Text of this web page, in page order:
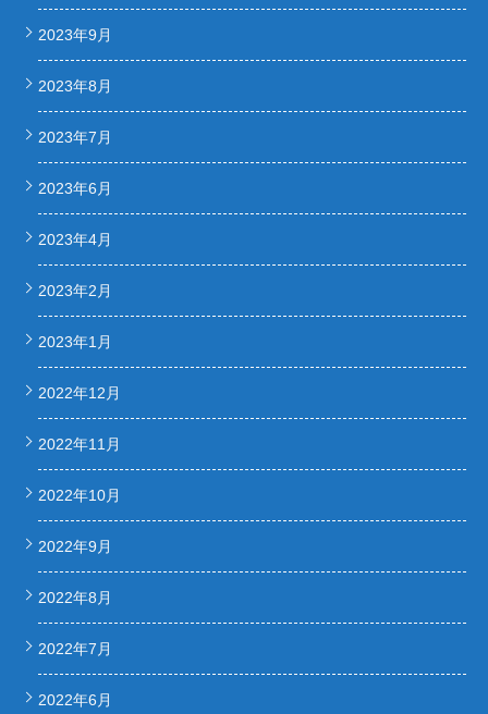
2023年9月
2023年8月
2023年7月
2023年6月
2023年4月
2023年2月
2023年1月
2022年12月
2022年11月
2022年10月
2022年9月
2022年8月
2022年7月
2022年6月